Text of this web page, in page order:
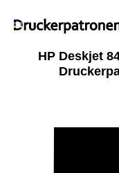
HP Deskjet